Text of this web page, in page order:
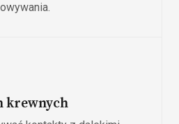
krewnych